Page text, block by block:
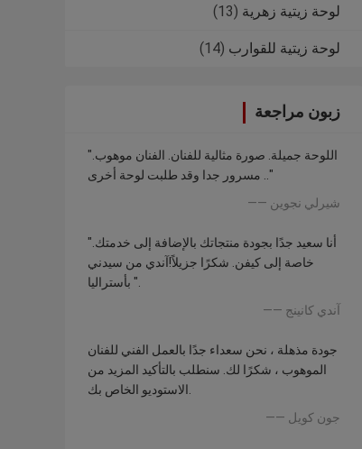
لوحة زيتية زهرية (13)
لوحة زيتية للقوارب (14)
زبون مراجعة
"اللوحة جميلة. صورة مثالية للفنان. الفنان موهوب.
مسرور جدا وقد طلبت لوحة أخرى .."
—— شيرلي نجوين
"أنا سعيد جدًا بجودة منتجاتك بالإضافة إلى خدمتك.
خاصة إلى كيفن. شكرًا جزيلاً!آندي من سيدني
بأستراليا ".
—— آندي كانينج
جودة مذهلة ، نحن سعداء جدًا بالعمل الفني للفنان
الموهوب ، شكرًا لك. سنطلب بالتأكيد المزيد من
الاستوديو الخاص بك.
—— جون كويل